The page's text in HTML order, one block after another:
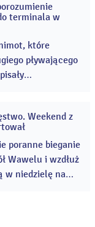
więcej
terminala w
które
pływającego
31
2026
Weekend z
poranne bieganie
Wawelu i wzdłuż
w niedzielę na